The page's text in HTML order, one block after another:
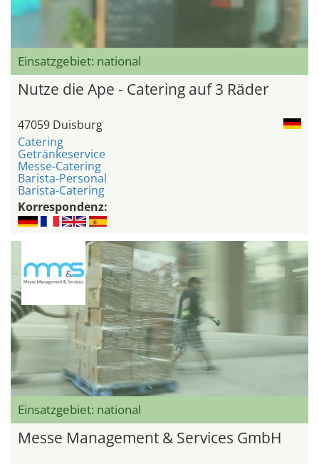
Einsatzgebiet: national
Nutze die Ape - Catering auf 3 Räder
47059 Duisburg
Catering
Getränkeservice
Messe-Catering
Barista-Personal
Barista-Catering
Korrespondenz:
Einsatzgebiet: national
Messe Management & Services GmbH